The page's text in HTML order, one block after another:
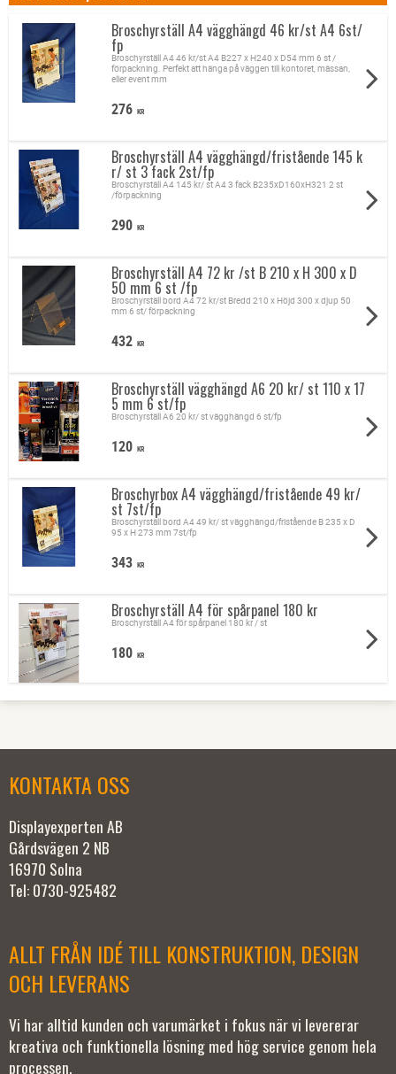
Broschyrställ A4 vägghängd 46 kr/st A4 6st/
fp
Broschyrställ A4 46 kr/st A4 B227 x H240 x D54 mm 6 st /
förpackning. Perfekt att hänga på väggen till kontoret, mässan,
eller event mm
276 KR
Broschyrställ A4 vägghängd/fristående 145 k
r/ st 3 fack 2st/fp
Broschyrställ A4 145 kr/ st A4 3 fack B235xD160xH321 2 st
/förpackning
290 KR
Broschyrställ A4 72 kr /st B 210 x H 300 x D
50 mm 6 st /fp
Broschyrställ bord A4 72 kr/st Bredd 210 x Höjd 300 x djup 50
mm 6 st/ förpackning
432 KR
Broschyrställ vägghängd A6 20 kr/ st 110 x 17
5 mm 6 st/fp
Broschyrställ A6 20 kr/ st vägghängd 6 st/fp
120 KR
Broschyrbox A4 vägghängd/fristående 49 kr/
st 7st/fp
Broschyrställ bord A4 49 kr/ st vägghängd/fristående B 235 x D
95 x H 273 mm 7st/fp
343 KR
Broschyrställ A4 för spårpanel 180 kr
Broschyrställ A4 för spårpanel 180 kr / st
180 KR
KONTAKTA OSS
Displayexperten AB
Gårdsvägen 2 NB
16970 Solna
Tel: 0730-925482
ALLT FRÅN IDÉ TILL KONSTRUKTION, DESIGN
OCH LEVERANS
Vi har alltid kunden och varumärket i fokus när vi levererar
kreativa och funktionella lösning med hög service genom hela
processen.